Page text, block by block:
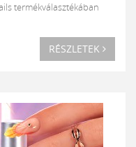
termékválasztékában
RÉSZLETEK